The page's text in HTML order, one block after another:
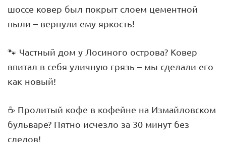
шоссе ковер был покрыт слоем цементной
пыли – вернули ему яркость!
🐾 Частный дом у Лосиного острова? Ковер
впитал в себя уличную грязь – мы сделали его
как новый!
☕ Пролитый кофе в кофейне на Измайловском
бульваре? Пятно исчезло за 30 минут без
следов!